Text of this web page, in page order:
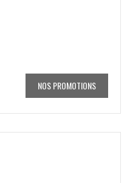
NOS PROMOTIONS